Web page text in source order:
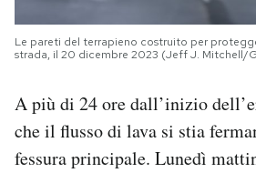
Le pareti del terrapieno costruito per
strada, il 20 dicembre 2023 (Jeff J. Mitchell/
A più di 24 ore dall’inizio
che il flusso di lava si stia
fessura principale. Lunedì